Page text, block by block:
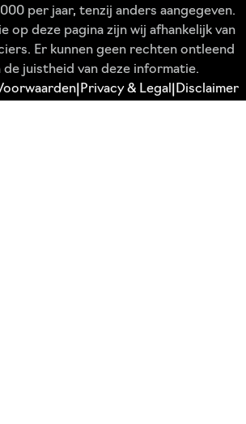
per jaar, tenzij anders aangegeven.
op deze pagina zijn wij afhankelijk van
Er kunnen geen rechten ontleend
de juistheid van deze informatie.
Privacy & Legal Disclaimer